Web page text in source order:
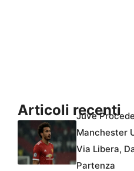
Articoli recenti
Juve
Manchester
Via Libera,
Partenza